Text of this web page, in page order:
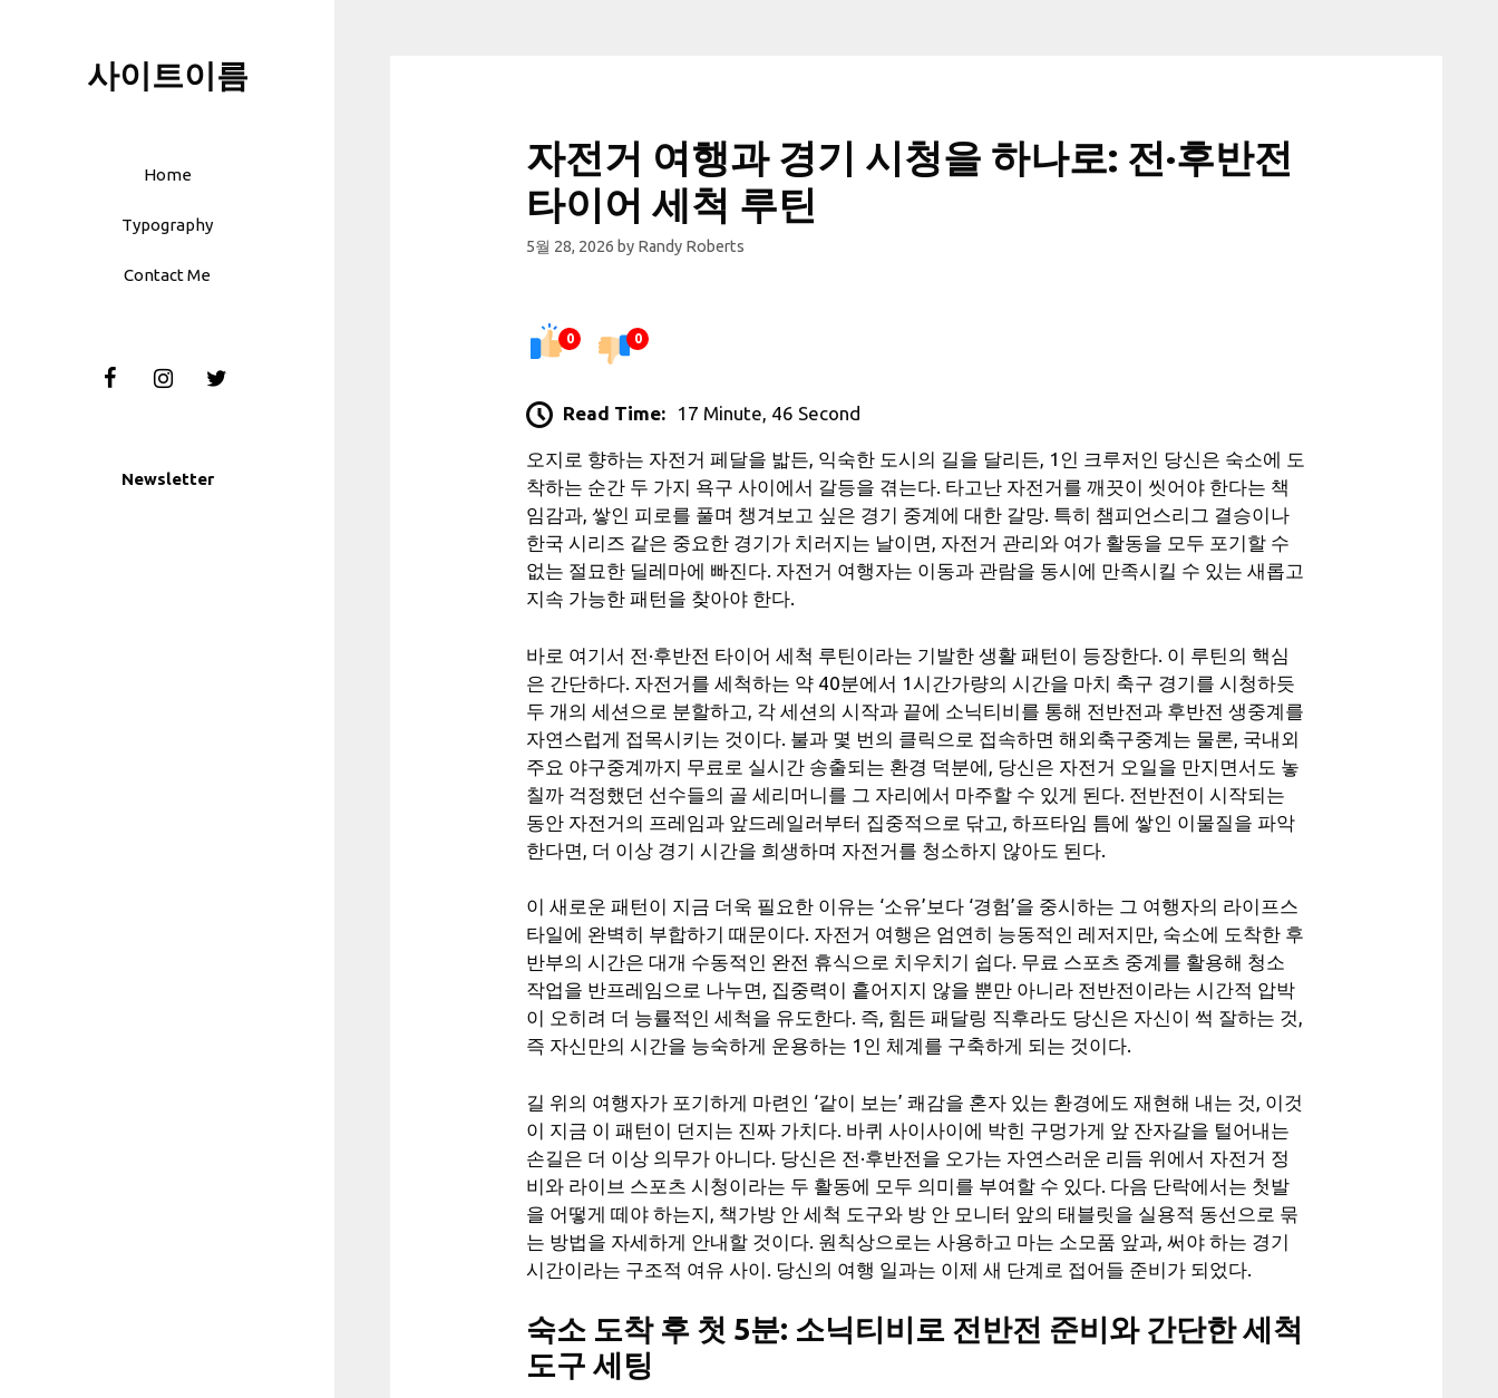
사이트이름
Home
Typography
Contact Me
Newsletter
자전거 여행과 경기 시청을 하나로: 전·후반전
타이어 세척 루틴
5월 28, 2026 by Randy Roberts
0 0
Read Time: 17 Minute, 46 Second
오지로 향하는 자전거 페달을 밟든, 익숙한 도시의 길을 달리든, 1인 크루저인 당신은 숙소에 도
착하는 순간 두 가지 욕구 사이에서 갈등을 겪는다. 타고난 자전거를 깨끗이 씻어야 한다는 책
임감과, 쌓인 피로를 풀며 챙겨보고 싶은 경기 중계에 대한 갈망. 특히 챔피언스리그 결승이나
한국 시리즈 같은 중요한 경기가 치러지는 날이면, 자전거 관리와 여가 활동을 모두 포기할 수
없는 절묘한 딜레마에 빠진다. 자전거 여행자는 이동과 관람을 동시에 만족시킬 수 있는 새롭고
지속 가능한 패턴을 찾아야 한다.
바로 여기서 전·후반전 타이어 세척 루틴이라는 기발한 생활 패턴이 등장한다. 이 루틴의 핵심
은 간단하다. 자전거를 세척하는 약 40분에서 1시간가량의 시간을 마치 축구 경기를 시청하듯
두 개의 세션으로 분할하고, 각 세션의 시작과 끝에 소닉티비를 통해 전반전과 후반전 생중계를
자연스럽게 접목시키는 것이다. 불과 몇 번의 클릭으로 접속하면 해외축구중계는 물론, 국내외
주요 야구중계까지 무료로 실시간 송출되는 환경 덕분에, 당신은 자전거 오일을 만지면서도 놓
칠까 걱정했던 선수들의 골 세리머니를 그 자리에서 마주할 수 있게 된다. 전반전이 시작되는
동안 자전거의 프레임과 앞드레일러부터 집중적으로 닦고, 하프타임 틈에 쌓인 이물질을 파악
한다면, 더 이상 경기 시간을 희생하며 자전거를 청소하지 않아도 된다.
이 새로운 패턴이 지금 더욱 필요한 이유는 ‘소유’보다 ‘경험’을 중시하는 그 여행자의 라이프스
타일에 완벽히 부합하기 때문이다. 자전거 여행은 엄연히 능동적인 레저지만, 숙소에 도착한 후
반부의 시간은 대개 수동적인 완전 휴식으로 치우치기 쉽다. 무료 스포츠 중계를 활용해 청소
작업을 반프레임으로 나누면, 집중력이 흩어지지 않을 뿐만 아니라 전반전이라는 시간적 압박
이 오히려 더 능률적인 세척을 유도한다. 즉, 힘든 패달링 직후라도 당신은 자신이 썩 잘하는 것,
즉 자신만의 시간을 능숙하게 운용하는 1인 체계를 구축하게 되는 것이다.
길 위의 여행자가 포기하게 마련인 ‘같이 보는’ 쾌감을 혼자 있는 환경에도 재현해 내는 것, 이것
이 지금 이 패턴이 던지는 진짜 가치다. 바퀴 사이사이에 박힌 구멍가게 앞 잔자갈을 털어내는
손길은 더 이상 의무가 아니다. 당신은 전·후반전을 오가는 자연스러운 리듬 위에서 자전거 정
비와 라이브 스포츠 시청이라는 두 활동에 모두 의미를 부여할 수 있다. 다음 단락에서는 첫발
을 어떻게 떼야 하는지, 책가방 안 세척 도구와 방 안 모니터 앞의 태블릿을 실용적 동선으로 묶
는 방법을 자세하게 안내할 것이다. 원칙상으로는 사용하고 마는 소모품 앞과, 써야 하는 경기
시간이라는 구조적 여유 사이. 당신의 여행 일과는 이제 새 단계로 접어들 준비가 되었다.
숙소 도착 후 첫 5분: 소닉티비로 전반전 준비와 간단한 세척
도구 세팅